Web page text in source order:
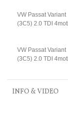
VW Passat Variant
(3C5) 2.0 TDI
VW Passat Variant
(3C5) 2.0 TDI
INFO & VIDEO